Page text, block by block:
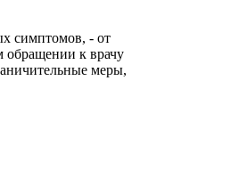
симптомов, - от
обращении к врачу
меры,